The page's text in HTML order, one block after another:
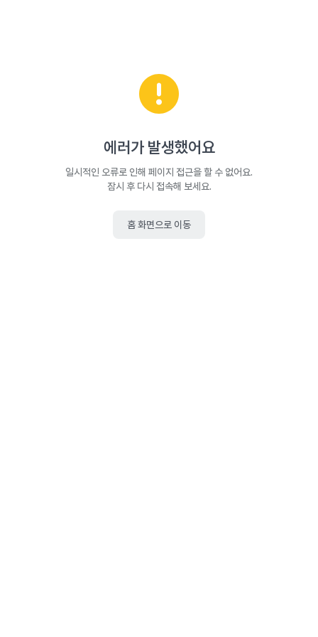
에러가 발생했어요
일시적인 오류로 인해 페이지 접근을 할 수 없어요.
잠시 후 다시 접속해 보세요.
홈 화면으로 이동